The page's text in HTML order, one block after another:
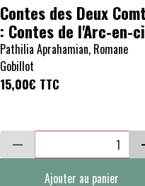
Contes des Deux
: Contes de l'Arc-en-
Pathilia Aprahamian, Romane
Gobillot
15,00€ TTC
Ajouter au panier